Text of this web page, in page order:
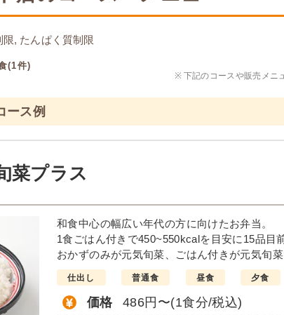
限, たんぱく質制限
(1件)
※ 下記のコースや販売メニ
ース例
菜プラス
和食中心の幅広い年代の方に向けたお弁当。
1食ごはん付きで450~550kcalを目安に15品目
おかずのみが元気旬菜、ごはん付きが元気旬
仕出し 普通食 昼食 夕食
価格 486円〜(1食分/税込)